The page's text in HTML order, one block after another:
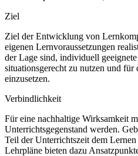
Ziel
Ziel der Entwicklung von
eigenen Lernvoraussetzungen
der Lage sind, individuell
situationsgerecht zu nutzen und für
einzusetzen.
Verbindlichkeit
Für eine nachhaltige Wirksamkeit
Unterrichtsgegenstand werden.
Teil der Unterrichtszeit dem
Lehrpläne bieten dazu